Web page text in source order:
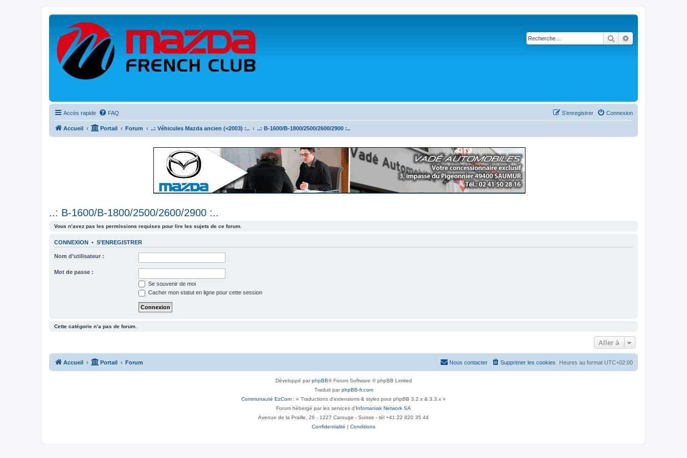
Rechercher
Accès rapide FAQ Connexion
S’enregistrer
Accueil Portail Forum ..: Véhicules Mazda ancien (<2003) :.. ..: B-1600/B-1800/2500/2600/2900 :..
..: B-1600/B-1800/2500/2600/2900 :..
Vous n’avez pas les permissions requises pour lire les sujets de ce forum.
CONNEXION • S’ENREGISTRER
Nom d’utilisateur :
Mot de passe :
Se souvenir de moi
Cacher mon statut en ligne pour cette session
Cette catégorie n’a pas de forum.
Aller à
Accueil Portail Forum Heures au format UTC+02:00
Supprimer les cookies
Nous contacter
Développé parphpBB® Forum Software © phpBB Limited
Traduit parphpBB-fr.com
Communauté EzCom : « Traductions d'extensions & styles pour phpBB 3.2.x & 3.3.x »
Forum hébergé par les services d’Infomaniak Network SA
Avenue de la Praille, 26 - 1227 Carouge - Suisse - tél +41 22 820 35 44
Confidentialité | Conditions